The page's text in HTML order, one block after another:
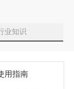
业知识
用指南